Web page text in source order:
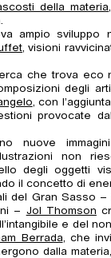
della materia
ampio sviluppo
, visioni
che trova eco
degli
, con
provocate
nuove
non
degli oggetti
il concetto di
del Gran Sasso –
– Jol Thomson
e del
Berrada , che
dalla